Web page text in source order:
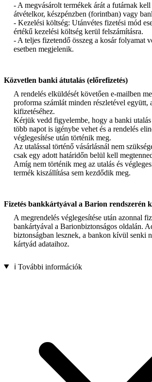
- A megvásárolt termékek árát a futárnak
átvételkor, készpénzben (forintban) vagy
- Kezelési költség: Utánvétes fizetési mód
értékű kezelési költség kerül felszámításra.
- A teljes fizetendő összeg a kosár folyamat
esetben megjelenik.
Közvetlen banki átutalás (előrefizetés)
A rendelés elküldését követően e-mailben
proforma számlát minden részletével együtt,
kifizetéséhez.
Kérjük vedd figyelembe, hogy a banki
több napot is igénybe vehet és a rendelés
véglegesítése után történik meg.
Az utalással történő vásárlásnál nem
csak egy adott határidőn belül kell
Amíg nem történik meg az utalás és
termék kiszállítása sem kezdődik meg.
Fizetés bankkártyával a Barion rendszerén
A megrendelés véglegesítése után azonnal
bankártyával a Barionbiztonságos oldalán.
biztonságban lesznek, a bankon kívül senki
kártyád adataihoz.
ℹ️ További információk